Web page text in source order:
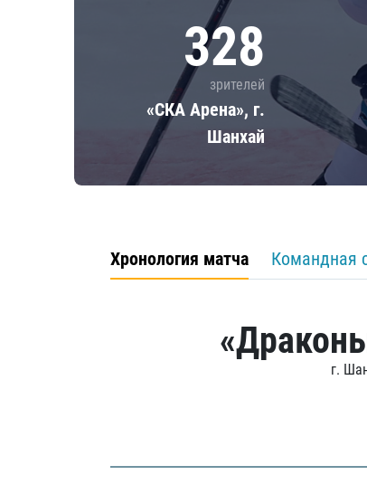
328
зрителей
«СКА Арена», г.
Шанхай
Хронология матча Командная
г.